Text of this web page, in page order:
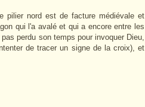
pilier nord est de facture médiévale et
qui l'a avalé et qui a encore entre les
perdu son temps pour invoquer Dieu,
de tracer un signe de la croix), et